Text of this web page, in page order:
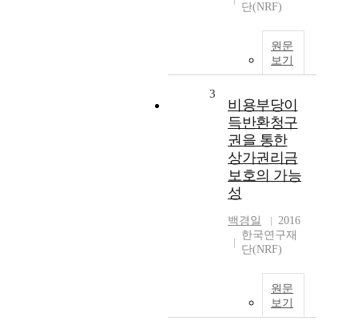
단(NRF)
원문
보기
3
비용부당이
득반환청구
권을 통한
상가권리금
보호의 가능
성
백경일
2016
한국연구재
단(NRF)
원문
보기